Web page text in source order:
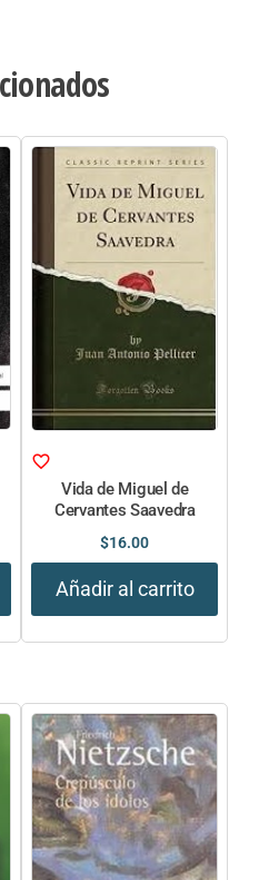
Vida de Miguel de
Cervantes Saavedra
$16.00
Añadir al carrito